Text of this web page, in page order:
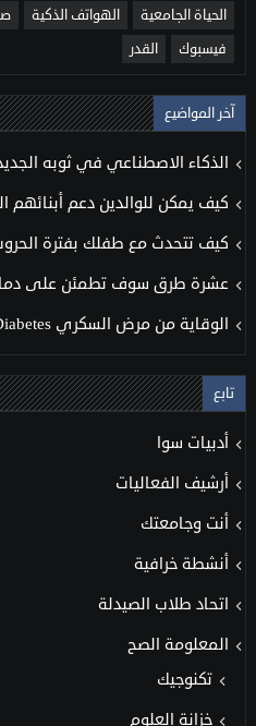
الحياة الجامعية
الهواتف الذكية
فيسبوك
القدر
آخر المواضيع
الذكاء الاصطناعي في ثوبه
كيف يمكن للوالدين دعم أبنائهم
كيف تتحدث مع طفلك بفترة
عشرة طرق سوف تطمئن على
الوقاية من مرض السكري Diabetes
تابع
أدبيات سوا
أرشيف الفعاليات
أنت وجامعتك
أنشطة خرافية
اتحاد طلاب الصيدلة
المعلومة الصح
تكنوجيك
خزانة العلوم